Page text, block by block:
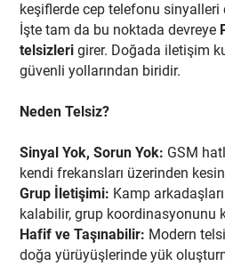
keşiflerde cep telefonu
İşte tam da bu noktada devreye
telsizleri girer. Doğada iletişim
güvenli yollarından biridir.
Neden Telsiz?
Sinyal Yok, Sorun Yok: GSM
kendi frekansları üzerinden
Grup İletişimi: Kamp
kalabilir, grup koordinasyonunu
Hafif ve Taşınabilir: Modern
doğa yürüyüşlerinde yük